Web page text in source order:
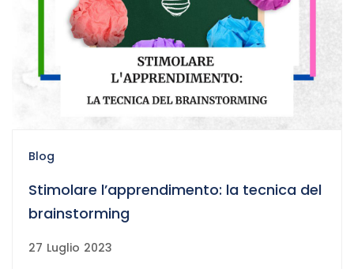
Blog
Stimolare l’apprendimento: la tecnica del
brainstorming
27 Luglio 2023